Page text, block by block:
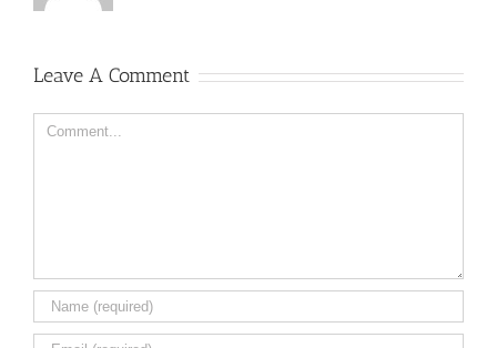
Leave A Comment
Comment